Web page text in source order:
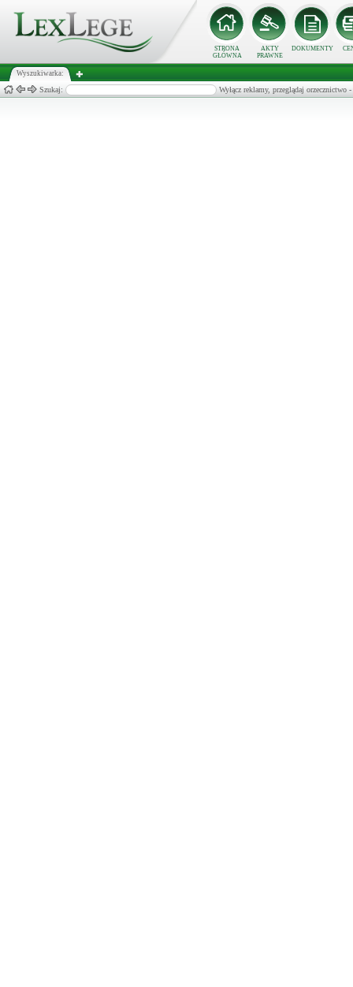
STRONA
GŁÓWNA
AKTY
PRAWNE
DOKUMENTY
Wyszukiwarka:
Szukaj: Wyłącz reklamy, przeglądaj